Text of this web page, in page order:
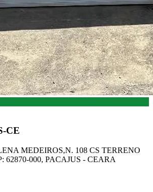
CE
MEDEIROS,N. 108 CS TERRENO
62870-000, PACAJUS - CEARA